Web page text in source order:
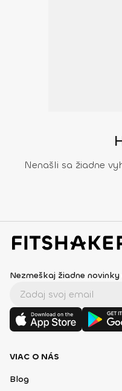
Nenašli sa žiadne
Nezmeškaj žiadne
VIAC O NÁS
Blog